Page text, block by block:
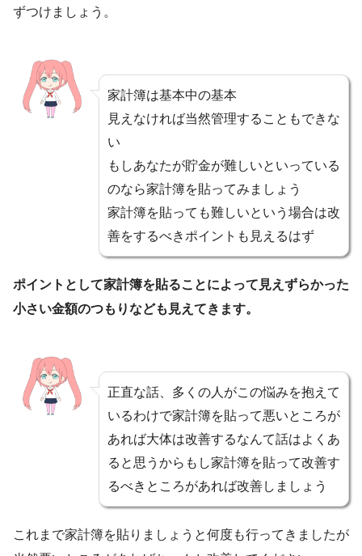
ずつけましょう。
家計簿は基本中の基本
見えなければ当然管理することもできな
い
もしあなたが貯金が難しいといっている
のなら家計簿を貼ってみましょう
家計簿を貼っても難しいという場合は改
善をするべきポイントも見えるはず
ポイントとして家計簿を貼ることによって見えずらかった
小さい金額のつもりなども見えてきます。
正直な話、多くの人がこの悩みを抱えて
いるわけで家計簿を貼って悪いところが
あれば大体は改善するなんて話はよくあ
ると思うからもし家計簿を貼って改善す
るべきところがあれば改善しましょう
これまで家計簿を貼りましょうと何度も行ってきましたが